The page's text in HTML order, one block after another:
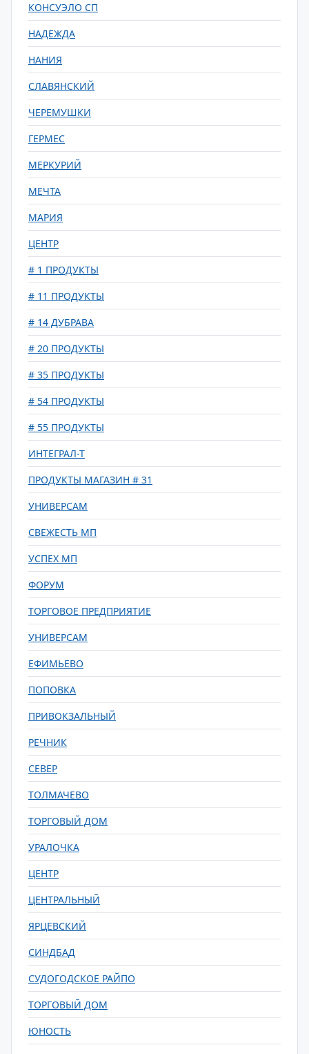
КОНСУЭЛО СП
НАДЕЖДА
НАНИЯ
СЛАВЯНСКИЙ
ЧЕРЕМУШКИ
ГЕРМЕС
МЕРКУРИЙ
МЕЧТА
МАРИЯ
ЦЕНТР
# 1 ПРОДУКТЫ
# 11 ПРОДУКТЫ
# 14 ДУБРАВА
# 20 ПРОДУКТЫ
# 35 ПРОДУКТЫ
# 54 ПРОДУКТЫ
# 55 ПРОДУКТЫ
ИНТЕГРАЛ-Т
ПРОДУКТЫ МАГАЗИН # 31
УНИВЕРСАМ
СВЕЖЕСТЬ МП
УСПЕХ МП
ФОРУМ
ТОРГОВОЕ ПРЕДПРИЯТИЕ
УНИВЕРСАМ
ЕФИМЬЕВО
ПОПОВКА
ПРИВОКЗАЛЬНЫЙ
РЕЧНИК
СЕВЕР
ТОЛМАЧЕВО
ТОРГОВЫЙ ДОМ
УРАЛОЧКА
ЦЕНТР
ЦЕНТРАЛЬНЫЙ
ЯРЦЕВСКИЙ
СИНДБАД
СУДОГОДСКОЕ РАЙПО
ТОРГОВЫЙ ДОМ
ЮНОСТЬ